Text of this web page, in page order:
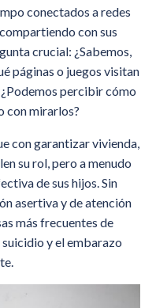
conectados a redes
con sus
crucial: ¿Sabemos,
páginas o juegos visitan
percibir cómo
con mirarlos?
con garantizar vivienda,
su rol, pero a menudo
de sus hijos. Sin
asertiva y de atención
más frecuentes de
y el embarazo